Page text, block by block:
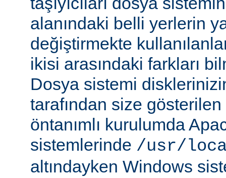
alanındaki belli yerlerin
değiştirmekte
ikisi arasındaki farkları
Dosya sistemi
tarafından size
öntanımlı kurulumda
sistemlerinde /usr/
altındayken Windows